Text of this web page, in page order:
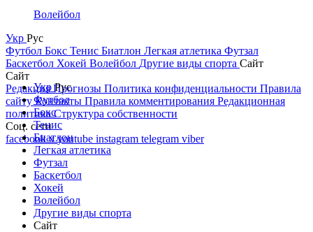
Волейбол
Укр Рус
Футбол Бокс Тенис Биатлон Легкая атлетика Футзал
Баскетбол Хокей Волейбол Другие виды спорта Сайт
Сайт
РедакцияПрогнозы Политика конфиденциальности Правила
сайтуКонтакты Правила комментирования Редакционная
политикаСтруктура собственности
Соц. сети
facebookxyoutube instagram telegram viber
УкрРус
Футбол
Бокс
Тенис
Биатлон
Легкая атлетика
Футзал
Баскетбол
Хокей
Волейбол
Другие виды спорта
Сайт